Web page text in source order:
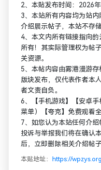
2、本贴发布时间：2026
3、本站所有内容均为站
介绍展示帖子，本站不存
4、本文内所有链接指向
所有！其实际管理权为帖
关资源。
5、本帖内容由雾港漫游存
版块发布，仅代表作者本
者文责自负。
6、【手机游戏】【安卓
菜单）【夸克】免费观看
7、如您认为本站任何介
投诉与举报我们将在确认
后，立即删除相关介绍帖子
本贴地址： https://